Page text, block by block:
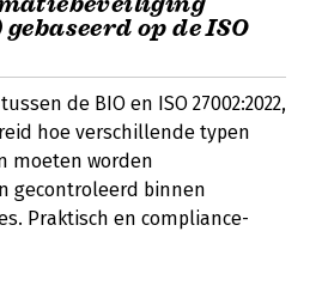
op de ISO
de BIO en ISO 27002:2022,
hoe verschillende typen
moeten worden
gecontroleerd binnen
Praktisch en compliance-